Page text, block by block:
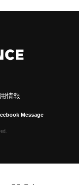
情報
Message